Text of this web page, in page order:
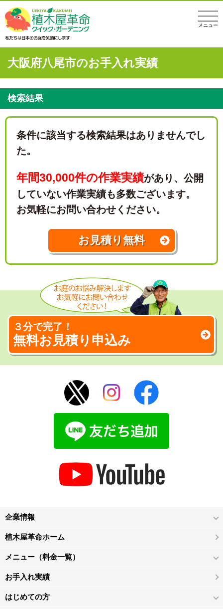
メニュー
大阪府八尾市のお手入れ実績
検索結果
条件に該当する検索結果はありませんでし
た。
年間30,000件の作業実績があり、 公開
していない作業実績も多数ございます。
お気軽にお問い合わせください。
お見積り無料
３分で完了！
無料お見積り申込み
企業情報
植木屋革命ホーム
メニュー（料金一覧）
お手入れ実績
はじめての方